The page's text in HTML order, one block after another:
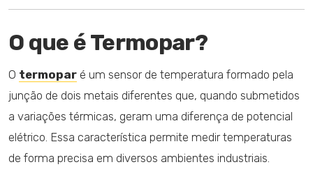
O que é Termopar?
O termopar é um sensor de temperatura formado pela
junção de dois metais diferentes que, quando submetidos
a variações térmicas, geram uma diferença de potencial
elétrico. Essa característica permite medir temperaturas
de forma precisa em diversos ambientes industriais.